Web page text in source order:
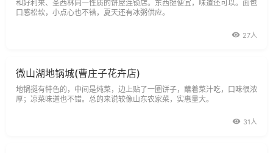
和好利来、圣西林同一性质的饼屋连锁店。东西挺便宜，味道还可以。面包
口感松软，小点心也不错，夏天还有冰粥供应。
27人
微山湖地锅城(曹庄子花卉店)
地锅挺有特色的，中间是炖菜，边上贴了一圈饼子，蘸着菜汁吃，口味很浓
厚；凉菜味道也不错。总的来说较像山东农家菜，实惠量大。
31人